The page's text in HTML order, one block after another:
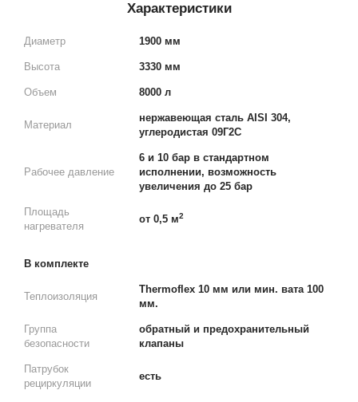
Характеристики
Диаметр 1900 мм
Высота 3330 мм
Объем 8000 л
Материал
нержавеющая сталь AISI 304,
углеродистая 09Г2С
Рабочее давление
6 и 10 бар в стандартном
исполнении, возможность
увеличения до 25 бар
Площадь
нагревателя
от 0,5 м2
В комплекте
Теплоизоляция
Thermoflex 10 мм или мин. вата 100
мм.
Группа
безопасности
обратный и предохранительный
клапаны
Патрубок
рециркуляции
есть